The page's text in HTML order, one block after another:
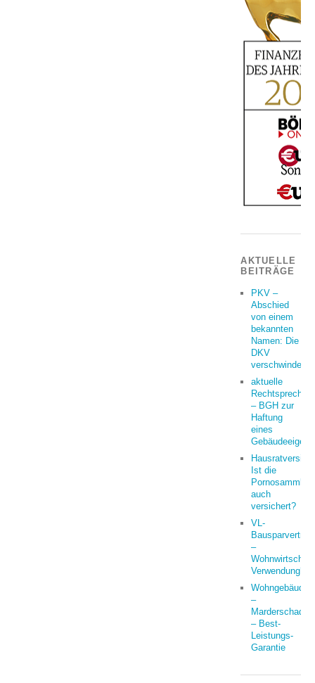
AKTUELLE
BEITRÄGE
PKV –
Abschied
von einem
bekannten
Namen: Die
DKV
verschwindet
aktuelle
– BGH zur
Haftung
eines
Ist die
auch
versichert?
VL-
Bausparvertrag
–
Verwendung?
Wohngebäude
–
Marderschaden
– Best-
Leistungs-
Garantie